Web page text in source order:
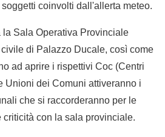
coinvolti dall'allerta meteo.
la Sala Operativa Provinciale
civile di Palazzo Ducale, così come
ad aprire i rispettivi Coc (Centri
Unioni dei Comuni attiveranno i
che si raccorderanno per le
con la sala provinciale.